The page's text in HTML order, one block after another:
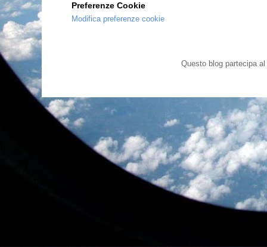
Preferenze Cookie
Modifica preferenze cookie
Questo blog partecipa